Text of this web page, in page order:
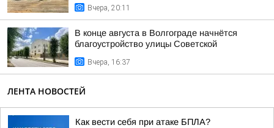
Вчера, 20:11
В конце августа в Волгограде начнётся
благоустройство улицы Советской
Вчера, 16:37
ЛЕНТА НОВОСТЕЙ
Как вести себя при атаке БПЛА?